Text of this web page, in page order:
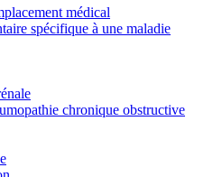
médical
spécifique à une maladie
chronique obstructive